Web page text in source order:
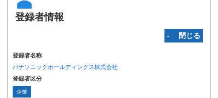
登録者情報
‐ 閉じる
登録者名称
パナソニックホールディングス株式会社
登録者区分
企業